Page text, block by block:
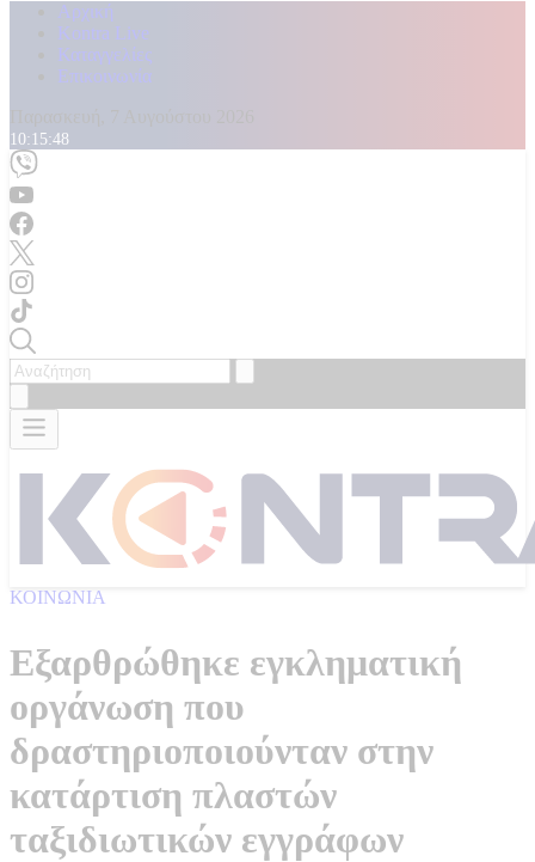
Αρχική
Kontra Live
Καταγγελίες
Επικοινωνία
10:15:50
ΚΟΙΝΩΝΙΑ
Εξαρθρώθηκε εγκληματική
οργάνωση που
δραστηριοποιούνταν στην
κατάρτιση πλαστών
ταξιδιωτικών εγγράφων